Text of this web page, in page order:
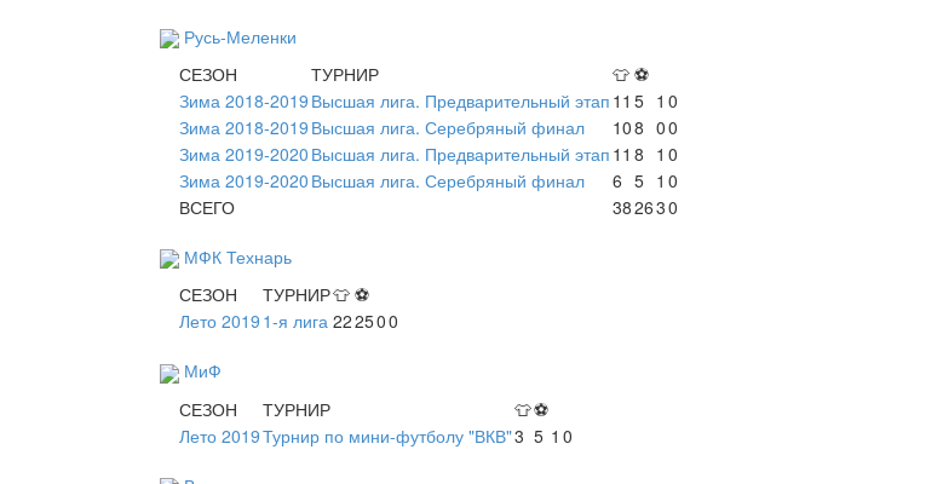
Русь-Меленки
СЕЗОН
ТУРНИР 👕 ⚽
Зима 2018-2019 Высшая лига. Предварительный этап 11 5 1 0
Зима 2018-2019 Высшая лига. Серебряный финал 108 00
Зима 2019-2020 Высшая лига. Предварительный этап 11 8 1 0
Зима 2019-2020 Высшая лига. Серебряный финал 6 5 1 0
ВСЕГО
382630
МФК Технарь
СЕЗОН
ТУРНИР👕 ⚽
Лето 2019 1-я лига 222500
МиФ
СЕЗОН
ТУРНИР 👕⚽
Лето 2019Турнир по мини-футболу "ВКВ"3 5 1 0